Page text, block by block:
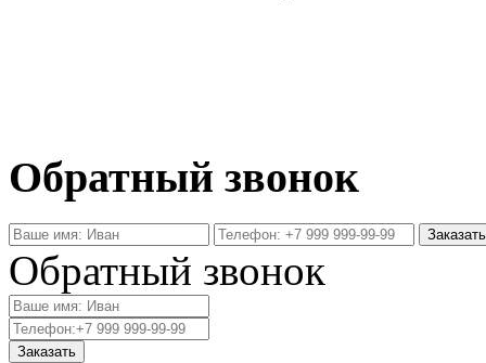
Обратный звонок
Обратный звонок